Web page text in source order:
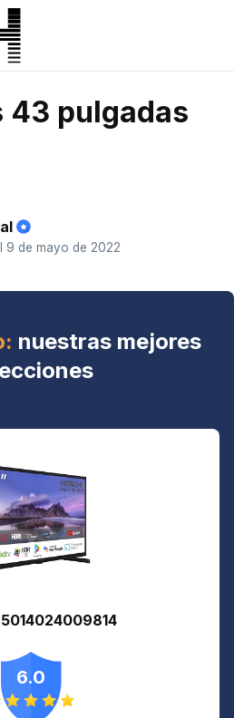
43 pulgadas
9 de mayo de 2022
nuestras mejores
6.0